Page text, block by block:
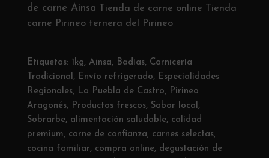
de carne Ainsa
Tienda de carne online
Tienda
carne Pirineo ternera del Pirineo
Etiquetas: 1kg, Ainsa, Badías, Carnicería
Tradicional, Envío refrigerado, Especialidades
Regionales, La Puebla de Castro, Pirineo
Aragonés, Productos frescos, Sabor local,
Sobrarbe, alimentación saludable, calidad
premium, carne de confianza, carnes selectas,
cocina familiar, compra online, degustación de